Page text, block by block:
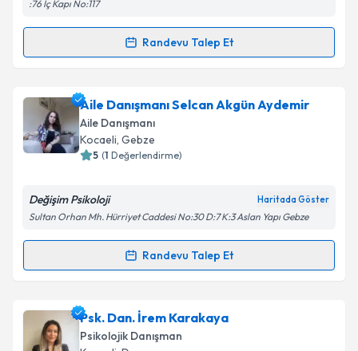
kapsamda işlenmesini kabul ediyorum.
Takvim Talebini Gönder
:76 İç Kapı No:117
Randevu Talep Et
Randevu Takvimi Talebi
Psk. Nilay Ulusoy Erdemiçin randevu takvimi talebi
oluşturun. Size bu uzmandan randevu almanız için bir
takvim hazırlandığında e-posta ile bilgilendireceğiz.
Kişisel verilerimin işlenmesine ilişkinAydınlatma
'ni okudum ve kişisel verilerimin belirtilen
Takvim Talebini Gönder
Aile Danışmanı Selcan Akgün Aydemir
Aile Danışmanı
Kocaeli, Gebze
5 (1 Değerlendirme)
Değişim Psikoloji Haritada Göster
Sultan Orhan Mh. Hürriyet Caddesi No:30 D:7 K:3 Aslan Yapı Gebze
Randevu Talep Et
Randevu Takvimi Talebi
Aile Danışmanı Selcan Akgün Aydemir
takvimi talebi oluşturun. Size bu uzmandan randevu
almanız için bir takvim hazırlandığında e-posta ile
Psk. Dan. İrem Karakaya
Psikolojik Danışman